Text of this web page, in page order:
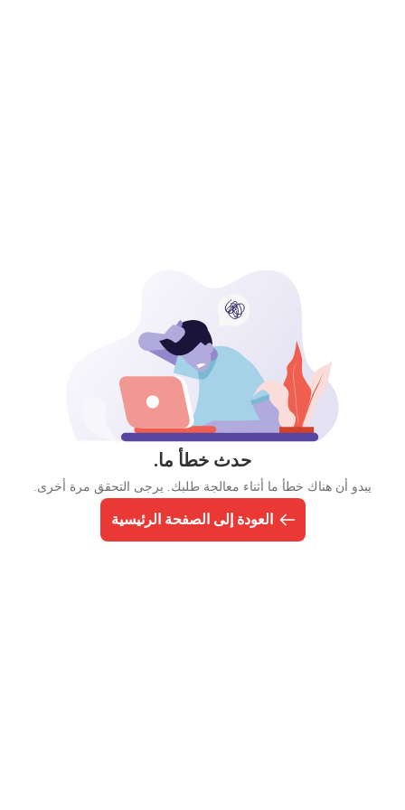
حدث خطأ ما.
يبدو أن هناك خطأ ما أثناء معالجة طلبك. يرجى التحقق مرة أخرى.
العودة إلى الصفحة الرئيسية